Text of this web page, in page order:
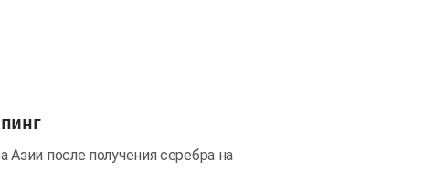
после получения серебра на